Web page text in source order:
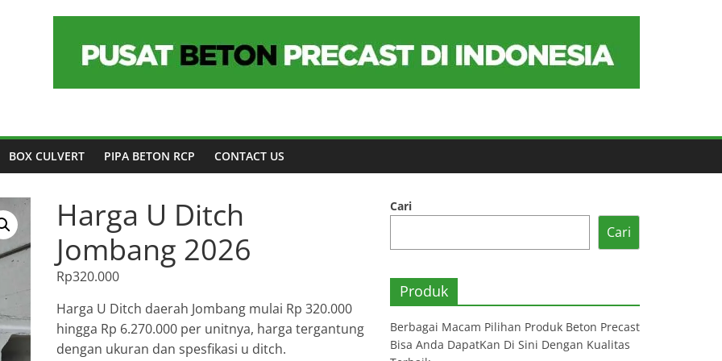
BOX CULVERT PIPA BETON RCP CONTACT US
Harga U Ditch
Jombang 2026
Rp320.000
Harga U Ditch daerah Jombang mulai Rp 320.000
hingga Rp 6.270.000 per unitnya, harga tergantung
dengan ukuran dan spesfikasi u ditch.
Cari
Cari
Produk
Berbagai Macam Pilihan Produk Beton Precast
Bisa Anda DapatKan Di Sini Dengan Kualitas